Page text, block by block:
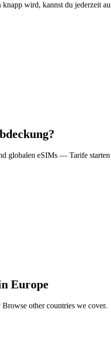
knapp wird, kannst du jederzeit
globalen eSIMs — Tarife
Europe
other countries we cover.